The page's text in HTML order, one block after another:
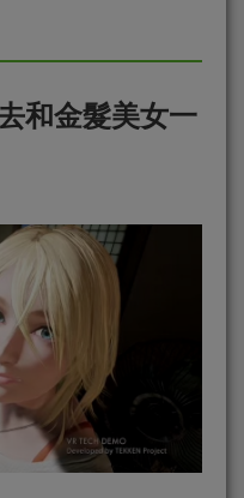
和金髮美女一